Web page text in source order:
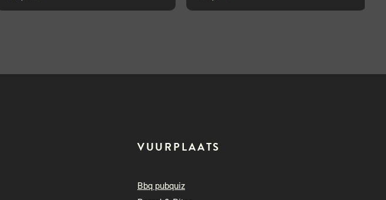
VUURPLAATS
Bbq pubquiz